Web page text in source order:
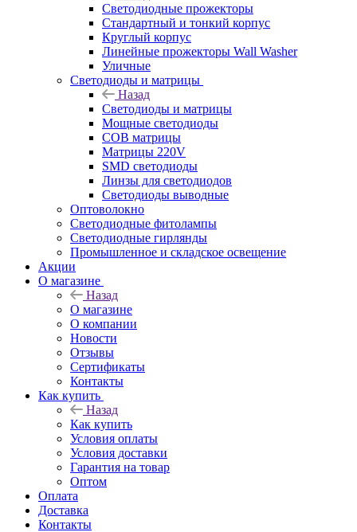
Светодиодные прожекторы
Стандартный и тонкий корпус
Круглый корпус
Линейные прожекторы Wall Washer
Уличные
Светодиоды и матрицы
Назад
Светодиоды и матрицы
Мощные светодиоды
COB матрицы
Матрицы 220V
SMD светодиоды
Линзы для светодиодов
Светодиоды выводные
Оптоволокно
Светодиодные фитолампы
Светодиодные гирлянды
Промышленное и складское освещение
Акции
О магазине
Назад
О магазине
О компании
Новости
Отзывы
Сертификаты
Контакты
Как купить
Назад
Как купить
Условия оплаты
Условия доставки
Гарантия на товар
Оптом
Оплата
Доставка
Контакты